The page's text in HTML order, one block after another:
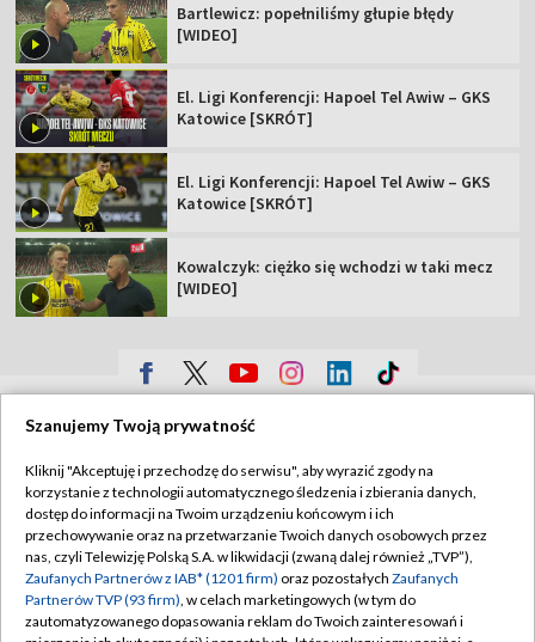
Bartlewicz: popełniliśmy głupie błędy
[WIDEO]
El. Ligi Konferencji: Hapoel Tel Awiw – GKS
Katowice [SKRÓT]
El. Ligi Konferencji: Hapoel Tel Awiw – GKS
Katowice [SKRÓT]
Kowalczyk: ciężko się wchodzi w taki mecz
[WIDEO]
Sklep TVP
Biuro Reklamy
Oferta Handlowa
Telegazeta ogłoszenia
Polityka prywatności
Moje zgody
Biuro reklamy
Kontakt
Szanujemy Twoją prywatność
Kliknij "Akceptuję i przechodzę do serwisu", aby wyrazić zgody na
korzystanie z technologii automatycznego śledzenia i zbierania danych,
dostęp do informacji na Twoim urządzeniu końcowym i ich
przechowywanie oraz na przetwarzanie Twoich danych osobowych przez
nas, czyli Telewizję Polską S.A. w likwidacji (zwaną dalej również „TVP”),
Zaufanych Partnerów z IAB* (1201 firm) oraz pozostałych Zaufanych
Partnerów TVP (93 firm), w celach marketingowych (w tym do
zautomatyzowanego dopasowania reklam do Twoich zainteresowań i